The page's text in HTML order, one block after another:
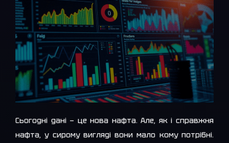
Сьогодні дані — це нова нафта. Але, як і справжня
нафта, у сирому вигляді вони мало кому потрібні.